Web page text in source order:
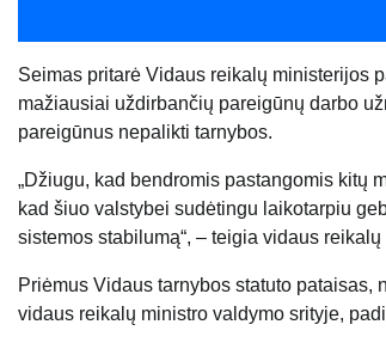
Seimas pritarė Vidaus reikalų ministerijos
mažiausiai uždirbančių pareigūnų darbo
pareigūnus nepalikti tarnybos.
„Džiugu, kad bendromis pastangomis kitų
kad šiuo valstybei sudėtingu laikotarpiu
sistemos stabilumą“, – teigia vidaus
Priėmus Vidaus tarnybos statuto pataisas,
vidaus reikalų ministro valdymo srityje,